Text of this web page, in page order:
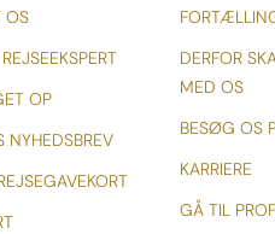
OS
OP
NYHEDSBREV
DERFOR
MED OS
BESØG OS
KARRIERE
GÅ TIL